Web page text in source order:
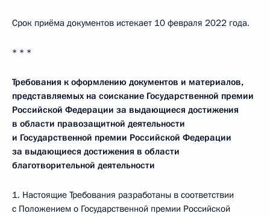
Срок приёма документов истекает 10 февраля 2022 года.
* * *
Требования к оформлению документов и материалов,
представляемых на соискание Государственной премии
Российской Федерации за выдающиеся достижения
в области правозащитной деятельности
и Государственной премии Российской Федерации
за выдающиеся достижения в области
благотворительной деятельности
1. Настоящие Требования разработаны в соответствии
с Положением о Государственной премии Российской